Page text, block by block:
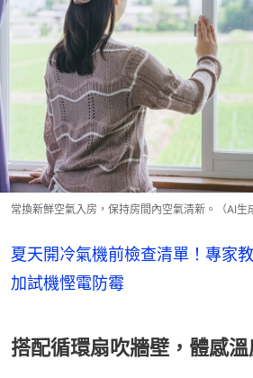
常換新鮮空氣入房，保持房間內空氣清新。（AI生
夏天開冷氣機前檢查清單！專家
加試機慳電防霉
搭配循環扇吹牆壁，體感